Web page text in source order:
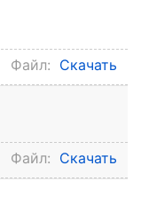
Файл: Скачать
Файл: Скачать